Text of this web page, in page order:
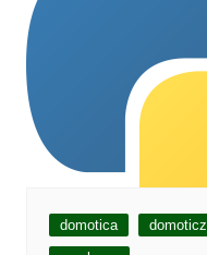
domotica domoticz